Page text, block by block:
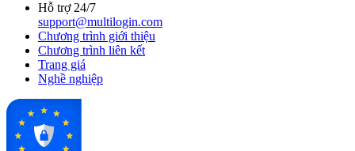
Hỗ trợ 24/7
support@multilogin.com
Chương trình giới thiệu
Chương trình liên kết
Trang giá
Nghề nghiệp